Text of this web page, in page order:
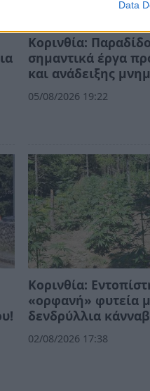
Data
Κορινθία:
σημαντικά έργα
και ανάδειξης
05/08/2026 19:22
Κορινθία:
«ορφανή» φυτεία
δενδρύλλια
02/08/2026 17:38